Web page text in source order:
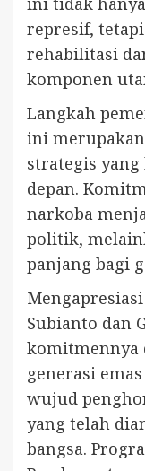
represif,
rehabilitasi
komponen
Langkah
ini
strategis
depan.
narkoba
politik,
panjang bagi
Subianto dan
komitmennya
generasi
wujud
yang telah
bangsa.